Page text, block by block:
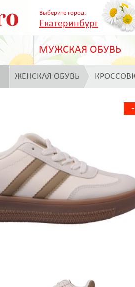
Выберите город:
Екатеринбург
МУЖСКАЯ ОБУВЬ
ЖЕНСКАЯ ОБУВЬ